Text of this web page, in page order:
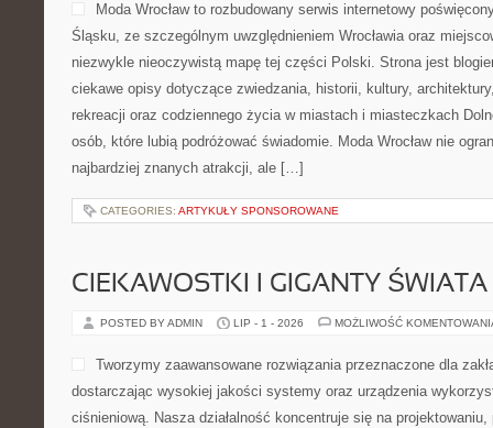
Moda Wrocław to rozbudowany serwis internetowy
Śląsku, ze szczególnym uwzględnieniem Wrocławia oraz
niezwykle nieoczywistą mapę tej części Polski. Strona jest
ciekawe opisy dotyczące zwiedzania, historii, kultury,
rekreacji oraz codziennego życia w miastach i miasteczkach
osób, które lubią podróżować świadomie. Moda Wrocław nie
najbardziej znanych atrakcji, ale […]
CATEGORIES: ARTYKUŁY SPONSOROWANE
CIEKAWOSTKI I GIGANTY ŚWIATA
POSTED BY ADMIN LIP - 1 - 2026 MOŻLIWOŚĆ
Tworzymy zaawansowane rozwiązania przeznaczone dla
dostarczając wysokiej jakości systemy oraz urządzenia
ciśnieniową. Nasza działalność koncentruje się na